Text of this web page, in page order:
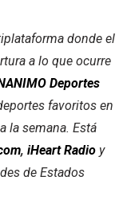
donde el
a lo que ocurre
Deportes
favoritos en
la semana. Está
, iHeart Radio y
de Estados